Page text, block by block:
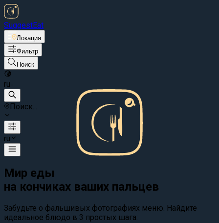
SuggestEat
Локация
Фильтр
Поиск
ru
Поиск...
ru
Мир еды
на кончиках ваших пальцев
Забудьте о фальшивых фотографиях меню. Найдите
идеальное блюдо в 3 простых шага: